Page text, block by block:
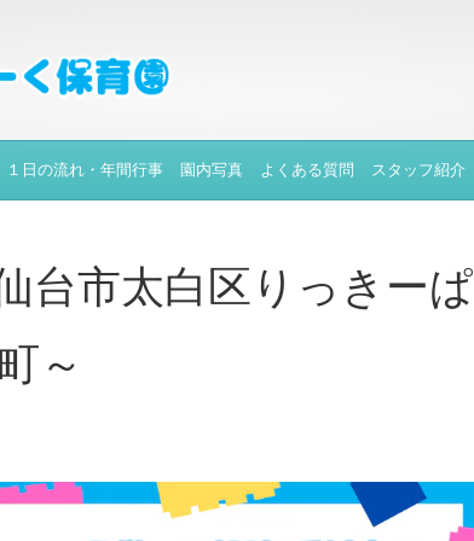
１日の流れ・年間行事 園内写真 よくある質問 スタッフ紹介
台市太白区りっきーぱ
～